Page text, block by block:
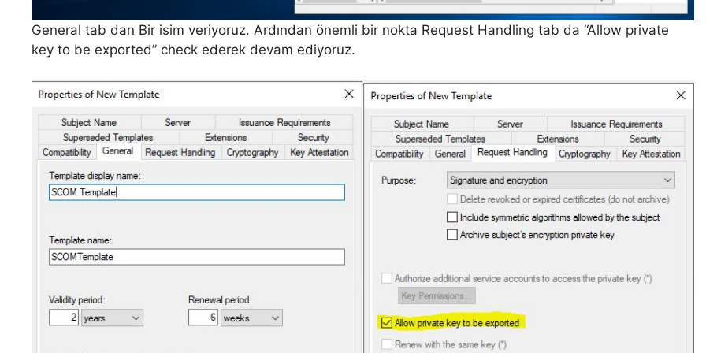
General tab dan Bir isim veriyoruz. Ardından önemli bir nokta Request Handling tab da “Allow private
key to be exported” check ederek devam ediyoruz.